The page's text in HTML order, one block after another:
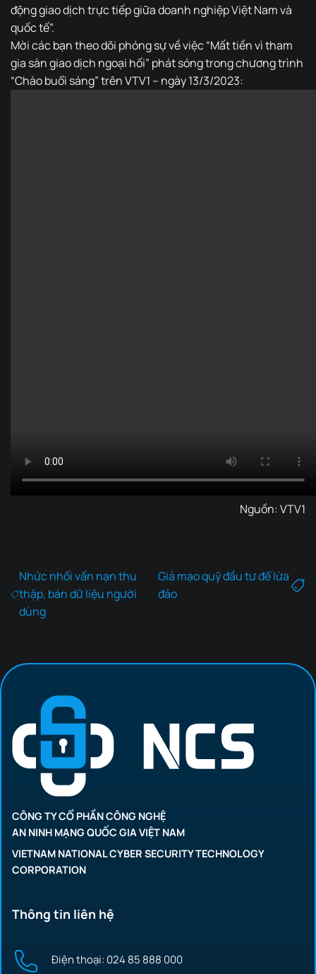
động giao dịch trực tiếp giữa doanh nghiệp Việt Nam và
quốc tế”.
Mời các bạn theo dõi phóng sự về việc “Mất tiền vì tham
gia sàn giao dịch ngoại hối” phát sóng trong chương trình
“Chào buổi sáng” trên VTV1 – ngày 13/3/2023:
Nguồn:VTV1
Nhức nhối vấn nạn thu
thập, bán dữ liệu người
dùng
Giả mạo quỹ đầu tư để lừa
đảo
CÔNG TY CỔ PHẦN CÔNG NGHỆ
AN NINH MẠNG QUỐC GIA VIỆT NAM
VIETNAM NATIONAL CYBER SECURITY TECHNOLOGY
CORPORATION
Thông tin liên hệ
Điện thoại: 024 85 888 000